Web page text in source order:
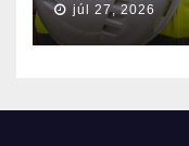
júl 27, 2026